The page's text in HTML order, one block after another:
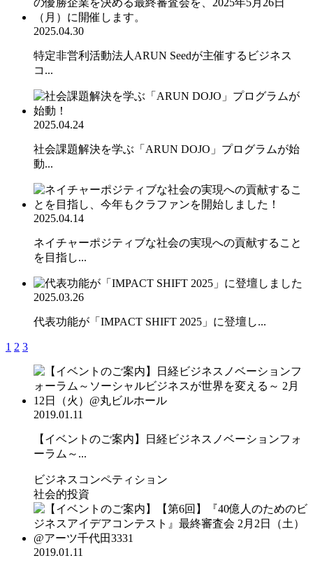
2025.04.30
特定非営利活動法人ARUN Seedが主催するビジネス
コ...
2025.04.24
社会課題解決を学ぶ「ARUN DOJO」プログラムが始
動...
2025.04.14
ネイチャーポジティブな社会の実現への貢献すること
を目指し...
2025.03.26
代表功能が「IMPACT SHIFT 2025」に登壇し...
1 2 3
2019.01.11
【イベントのご案内】日経ビジネスノベーションフォ
ーラム～...
ビジネスコンペティション
社会的投資
2019.01.11